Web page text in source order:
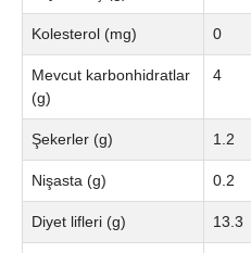
Kolesterol (mg) 0
Mevcut karbonhidratlar
(g)
4
Şekerler (g) 1.2
Nişasta (g) 0.2
Diyet lifleri (g) 13.3